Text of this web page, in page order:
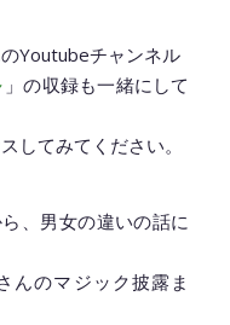
Youtubeチャンネル
」の収録も一緒にして
してみてください。
、男女の違いの話に
んのマジック披露ま